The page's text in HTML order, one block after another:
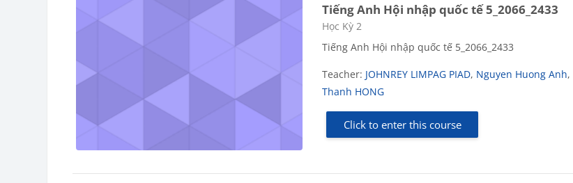
Tiếng Anh Hội nhập quốc tế 5_2066_2433
Course category
Học Kỳ 2
Tiếng Anh Hội nhập quốc tế 5_2066_2433
Teacher: JOHNREY LIMPAG PIAD, Nguyen Huong Anh,
Thanh HONG
Click to enter this course